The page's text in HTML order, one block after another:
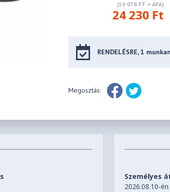
(19 078 FT + ÁFA)
24 230 Ft
RENDELÉSRE, 1
Megosztás:
Személyes
2026.08.10-